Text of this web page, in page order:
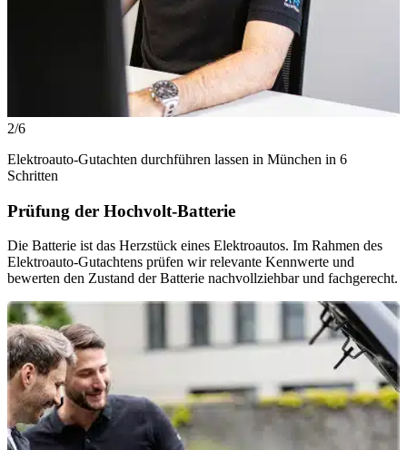
2/6
Elektroauto-Gutachten durchführen lassen in München in 6
Schritten
Prüfung der Hochvolt-Batterie
Die Batterie ist das Herzstück eines Elektroautos. Im Rahmen des
Elektroauto-Gutachtens prüfen wir relevante Kennwerte und
bewerten den Zustand der Batterie nachvollziehbar und fachgerecht.